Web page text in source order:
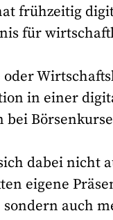
frühzeitig
für
in einer
dabei nicht
eigene
auch